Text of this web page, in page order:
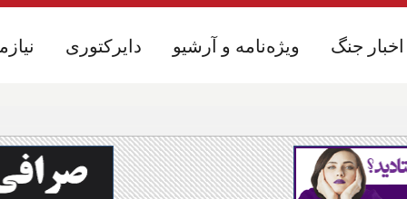
دایرکتوری ویژه‌نامه و آرشیو اخبار جنگ دایرکتوری ویژه‌نامه و آرشیو اخبار جنگ